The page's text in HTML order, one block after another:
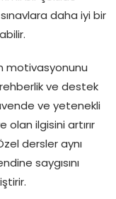
daha iyi bir
motivasyonunu
ve destek
ve yetenekli
ilgisini artırır
dersler aynı
saygısını